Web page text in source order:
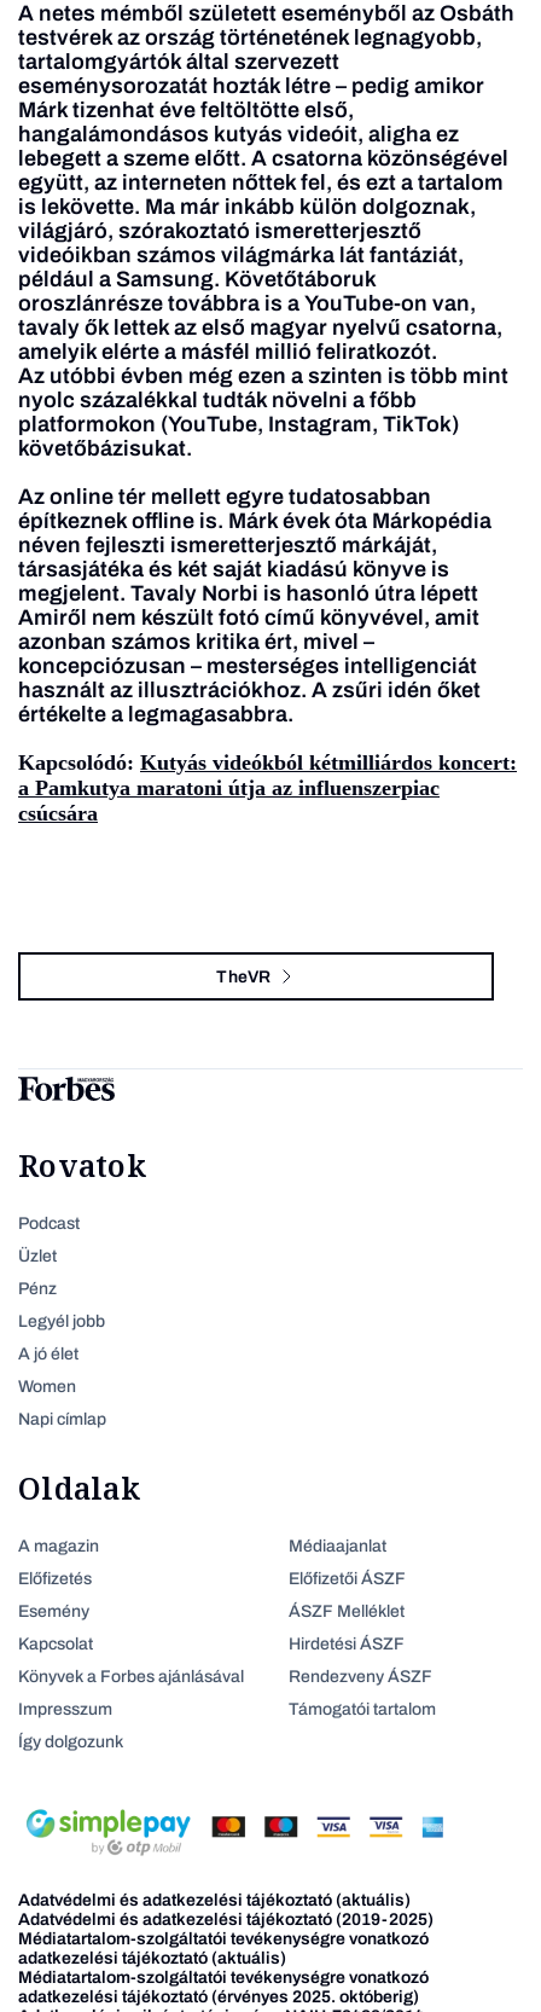
A netes mémből született eseményből az Osbáth
testvérek az ország történetének legnagyobb,
tartalomgyártók által szervezett
eseménysorozatát hozták létre – pedig amikor
Márk tizenhat éve feltöltötte első,
hangalámondásos kutyás videóit, aligha ez
lebegett a szeme előtt. A csatorna közönségével
együtt, az interneten nőttek fel, és ezt a tartalom
is lekövette. Ma már inkább külön dolgoznak,
világjáró, szórakoztató ismeretterjesztő
videóikban számos világmárka lát fantáziát,
például a Samsung. Követőtáboruk
oroszlánrésze továbbra is a YouTube-on van,
tavaly ők lettek az első magyar nyelvű csatorna,
amelyik elérte a másfél millió feliratkozót.
Az utóbbi évben még ezen a szinten is több mint
nyolc százalékkal tudták növelni a főbb
platformokon (YouTube, Instagram, TikTok)
követőbázisukat.
Az online tér mellett egyre tudatosabban
építkeznek offline is. Márk évek óta Márkopédia
néven fejleszti ismeretterjesztő márkáját,
társasjátéka és két saját kiadású könyve is
megjelent. Tavaly Norbi is hasonló útra lépett
Amiről nem készült fotó című könyvével, amit
azonban számos kritika ért, mivel –
koncepciózusan – mesterséges intelligenciát
használt az illusztrációkhoz. A zsűri idén őket
értékelte a legmagasabbra.
Kapcsolódó: Kutyás videókból kétmilliárdos koncert:
a Pamkutya maratoni útja az influenszerpiac
csúcsára
TheVR
Rovatok
Podcast
Üzlet
Pénz
Legyél jobb
A jó élet
Women
Napi címlap
Oldalak
A magazin
Előfizetés
Esemény
Kapcsolat
Könyvek a Forbes ajánlásával
Impresszum
Így dolgozunk
Médiaajanlat
Előfizetői ÁSZF
ÁSZF Melléklet
Hirdetési ÁSZF
Rendezveny ÁSZF
Támogatói tartalom
Adatvédelmi és adatkezelési tájékoztató (aktuális)
Adatvédelmi és adatkezelési tájékoztató (2019-2025)
Médiatartalom-szolgáltatói tevékenységre vonatkozó
adatkezelési tájékoztató (aktuális)
Médiatartalom-szolgáltatói tevékenységre vonatkozó
adatkezelési tájékoztató (érvényes 2025. októberig)